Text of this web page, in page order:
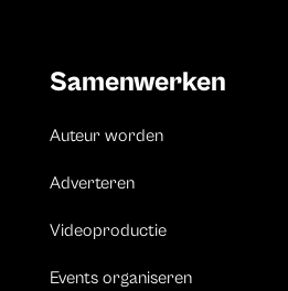
Samenwerken
Auteur worden
Adverteren
Videoproductie
Events organiseren